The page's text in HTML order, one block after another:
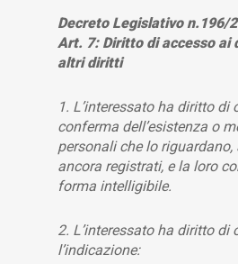
Decreto Legislativo n.196/
Art. 7: Diritto di accesso ai
altri diritti
1. L’interessato ha diritto di
conferma dell’esistenza o
personali che lo riguardano,
ancora registrati, e la loro
forma intelligibile.
2. L’interessato ha diritto di
l’indicazione: